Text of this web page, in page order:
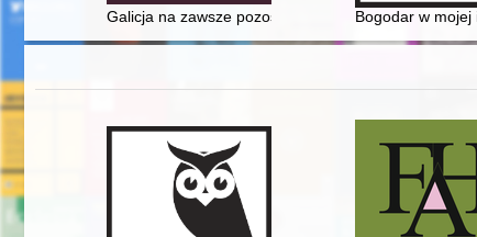
Galicja na zawsze pozostanie Galicją" : krajBogodar w mojej